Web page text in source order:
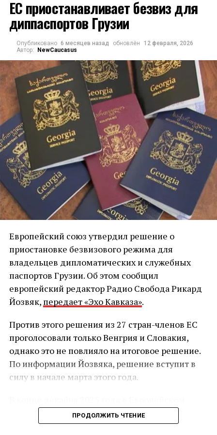
массивным внутренним кровотечением. Илиа
Второй скончался в больнице около девяти
ЕС приостанавливает безвиз для
диппаспортов Грузии
Опубликовано 6 месяцев назад обновлён
12 февраля, 2026
Автор:
NewCaucasus
Европейский союз утвердил решение о
приостановке безвизового режима для
владельцев дипломатических и служебных
паспортов Грузии. Об этом сообщил
европейский редактор Радио Свобода Рикард
Йозвяк, передает «Эхо Кавказа».
Против этого решения из 27 стран-членов ЕС
проголосовали только Венгрия и Словакия,
однако это не повлияло на итоговое решение.
По информации Йозвяка, решение вступит в
силу в начале марта этого года.
союзе начал действовать обновлённый
механизм приостановки безвизового режима.
ПРОДОЛЖИТЬ ЧТЕНИЕ